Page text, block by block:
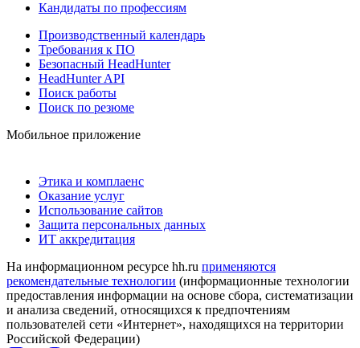
Кандидаты по профессиям
Производственный календарь
Требования к ПО
Безопасный HeadHunter
HeadHunter API
Поиск работы
Поиск по резюме
Мобильное приложение
Этика и комплаенс
Оказание услуг
Использование сайтов
Защита персональных данных
ИТ аккредитация
На информационном ресурсе hh.ru применяются
рекомендательные технологии (информационные технологии
предоставления информации на основе сбора, систематизации
и анализа сведений, относящихся к предпочтениям
пользователей сети «Интернет», находящихся на территории
Российской Федерации)